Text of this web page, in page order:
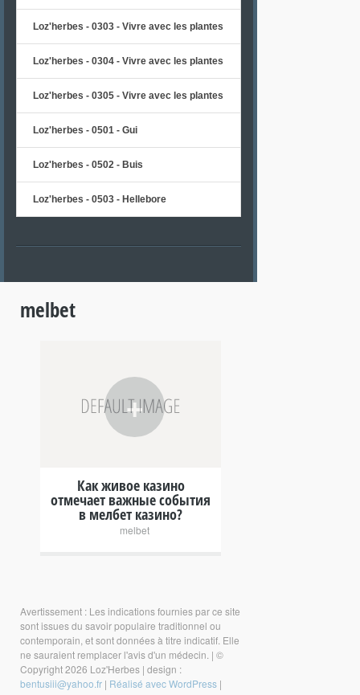
Loz'herbes - 0303 - Vivre avec les plantes
Loz'herbes - 0304 - Vivre avec les plantes
Loz'herbes - 0305 - Vivre avec les plantes
Loz'herbes - 0501 - Gui
Loz'herbes - 0502 - Buis
Loz'herbes - 0503 - Hellebore
melbet
+
Как живое казино
отмечает важные события
в мелбет казино?
melbet
Avertissement : Les indications fournies par ce site
sont issues du savoir populaire traditionnel ou
contemporain, et sont données à titre indicatif. Elle
ne sauraient remplacer l'avis d'un médecin. | ©
Copyright 2026 Loz'Herbes | design :
bentusiii@yahoo.fr | Réalisé avec WordPress |